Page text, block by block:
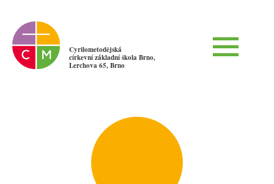
Cyrilometodějská
církevní základní škola Brno,
Lerchova 65, Brno